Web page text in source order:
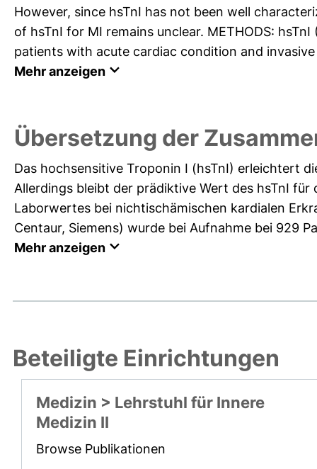
However, since hsTnI has not been well
of hsTnI for MI remains unclear. METHODS:
patients with acute cardiac condition and
Mehr anzeigen
Übersetzung der
Das hochsensitive Troponin I (hsTnI) erleichtert
Allerdings bleibt der prädiktive Wert des hsTnI
Laborwertes bei nichtischämischen kardialen
Centaur, Siemens) wurde bei Aufnahme bei 929
Mehr anzeigen
Beteiligte Einrichtungen
Medizin > Lehrstuhl für Innere
Medizin II
Browse Publikationen